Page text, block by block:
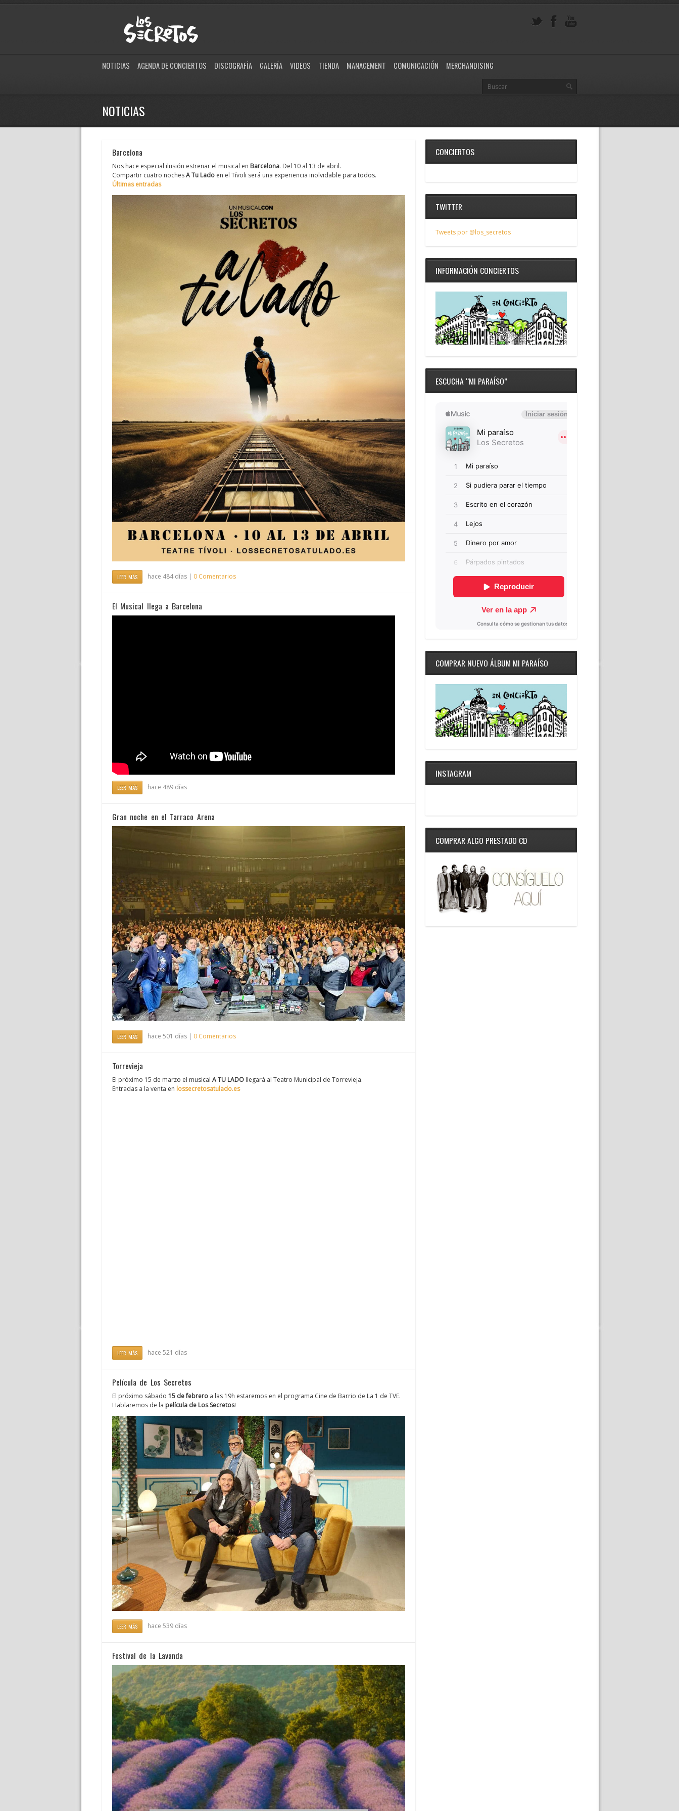
NOTICIAS AGENDA DE CONCIERTOS DISCOGRAFÍA GALERÍA VIDEOS TIENDA MANAGEMENT COMUNICACIÓN MERCHANDISING
NOTICIAS
Barcelona
Nos hace especial ilusión estrenar el musical en Barcelona. Del 10 al 13 de abril.
Compartir cuatro nochesA Tu Lado en el Tívoli será una experiencia inolvidable para todos.
Últimas entradas
LEER MÁS hace 484 días | 0 Comentarios
El Musical llega a Barcelona
LEER MÁS hace 489 días
Gran noche en el Tarraco Arena
LEER MÁS hace 501 días | 0 Comentarios
Torrevieja
El próximo 15 de marzo el musical A TU LADO llegará al Teatro Municipal de Torrevieja.
Entradas a la venta en lossecretosatulado.es
LEER MÁS hace 521 días
Película de Los Secretos
El próximo sábado 15 de febrero a las 19h estaremos en el programa Cine de Barrio de La 1 de TVE.
Hablaremos de la película de Los Secretos!
LEER MÁS hace 539 días
Festival de la Lavanda
CONCIERTOS
TWITTER
Tweets por @los_secretos
INFORMACIÓN CONCIERTOS
ESCUCHA “MI PARAÍSO”
COMPRAR NUEVO ÁLBUM MI PARAÍSO
INSTAGRAM
COMPRAR ALGO PRESTADO CD